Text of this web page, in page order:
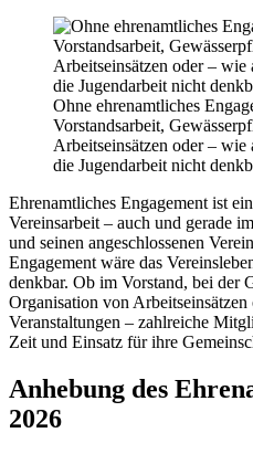
Ohne ehrenamtliches
Vorstandsarbeit,
Arbeitseinsätzen oder –
die Jugendarbeit nicht
Ehrenamtliches Engagement ist
Vereinsarbeit – auch und gerade
und seinen angeschlossenen
Engagement wäre das
denkbar. Ob im Vorstand, bei der
Organisation von
Veranstaltungen – zahlreiche
Zeit und Einsatz für ihre
Anhebung des
2026